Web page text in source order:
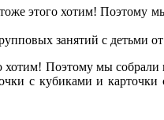
этого хотим! Поэтому мы
занятий с детьми от
Поэтому мы собрали в
с кубиками и